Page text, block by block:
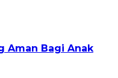
Aman Bagi Anak